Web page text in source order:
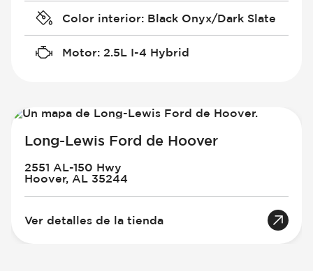
Color interior: Black Onyx/Dark Slate
Motor: 2.5L I-4 Hybrid
Long-Lewis Ford de Hoover
2551 AL-150 Hwy
Hoover, AL 35244
Ver detalles de la tienda